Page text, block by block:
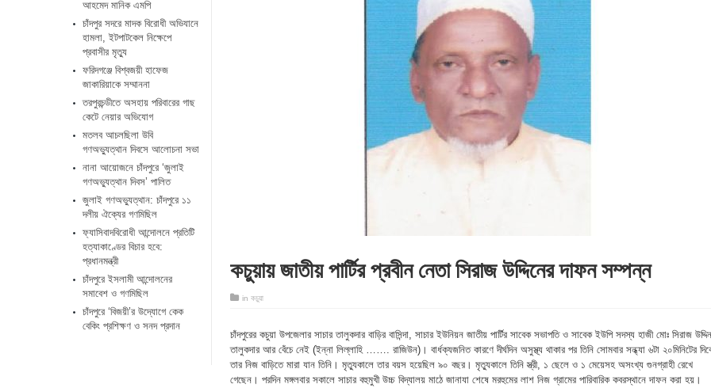
কচুয়ায় জাতীয় পার্টির প্রবীন নেতা সিরাজ উদ্দিনের দাফন সম্পন্ন
in কচুয়া
চাঁদপুরের কচুয়া উপজেলার সাচার তালুকদার বাড়ির বাসিন্দা, সাচার ইউনিয়ন জাতীয় পার্টির সাবেক সভাপতি ও সাবেক ইউপি সদস্য হাজী মোঃ সিরাজ উদ্দিন
তালুকদার আর বেঁচে নেই (ইন্না লিল্লাহি ……. রাজিউন)। বার্ধক্যজনিত কারণে দীর্ঘদিন অসুস্থ্য থাকার পর তিনি সোমবার সন্ধ্যা ৬টা ২০মিনিটের
তার নিজ বাড়িতে মারা যান তিনি। মৃত্যুকালে তার বয়স হয়েছিল ৯০ বছর। মৃত্যুকালে তিনি স্ত্রী, ১ ছেলে ও ১ মেয়েসহ অসংখ্য গুনগ্রাহী রেখে
গেছেন। পরদিন মঙ্গলবার সকালে সাচার বহুমুখী উচ্চ বিদ্যালয় মাঠে জানাযা শেষে মরহুমের লাশ নিজ গ্রামের পারিবারিক কবরস্থানে দাফন করা হয়।
আহমেদ মানিক এমপি
চাঁদপুর সদরে মাদক বিরোধী অভিযানে
হামলা, ইটপাটকেল নিক্ষেপে
প্রবাসীর মৃত্যু
ফরিদগঞ্জে বিশ্বজয়ী হাফেজ
জাকারিয়াকে সম্মাননা
তরপুরচন্ডীতে অসহায় পরিবারের গাছ
কেটে নেয়ার অভিযোগ
মতলব আচলছিলা উবি
গণঅভ্যুত্থান দিবসে আলোচনা সভা
নানা আয়োজনে চাঁদপুরে ‘জুলাই
গণঅভ্যুত্থান দিবস’ পালিত
জুলাই গণঅভ্যুত্থান: চাঁদপুরে ১১
দলীয় ঐক্যের গণমিছিল
ফ্যাসিবাদবিরোধী আন্দোলনে প্রতিটি
হত্যাকাণ্ডের বিচার হবে:
প্রধানমন্ত্রী
চাঁদপুরে ইসলামী আন্দোলনের
সমাবেশ ও গণমিছিল
চাঁদপুরে ‘বিজয়ী’র উদ্যোগে কেক
বেকিং প্রশিক্ষণ ও সনদ প্রদান